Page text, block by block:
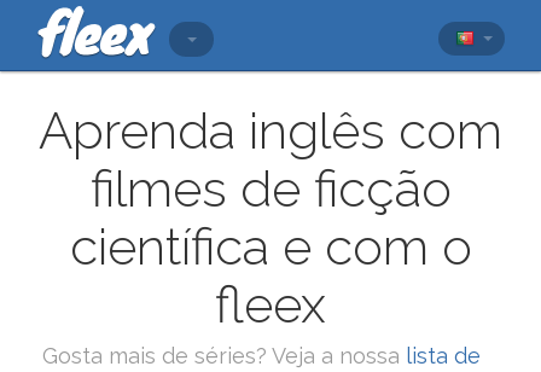
Aprenda inglês com
filmes de ficção
científica e com o
fleex
Gosta mais de séries? Veja a nossa lista de